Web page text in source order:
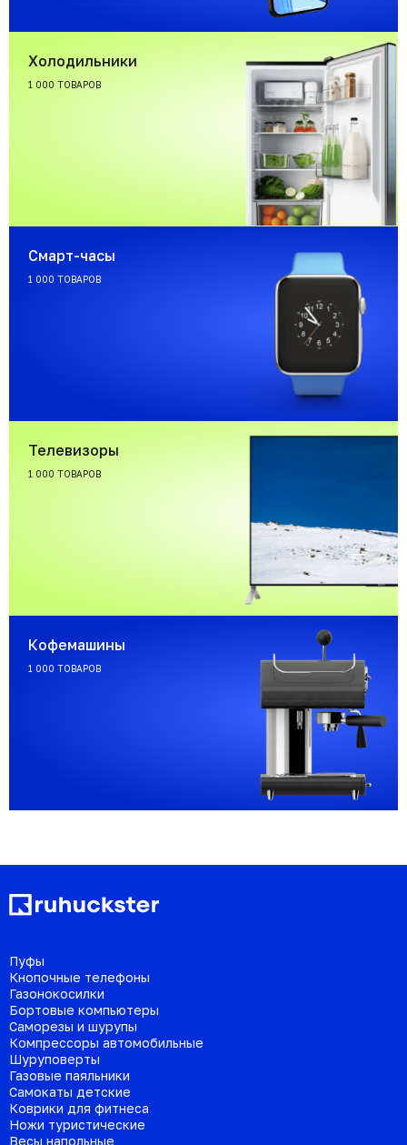
Холодильники
1 000 ТОВАРОВ
Смарт-часы
1 000 ТОВАРОВ
Телевизоры
1 000 ТОВАРОВ
Кофемашины
1 000 ТОВАРОВ
Пуфы
Кнопочные телефоны
Газонокосилки
Бортовые компьютеры
Саморезы и шурупы
Компрессоры автомобильные
Шуруповерты
Газовые паяльники
Самокаты детские
Коврики для фитнеса
Ножи туристические
Весы напольные